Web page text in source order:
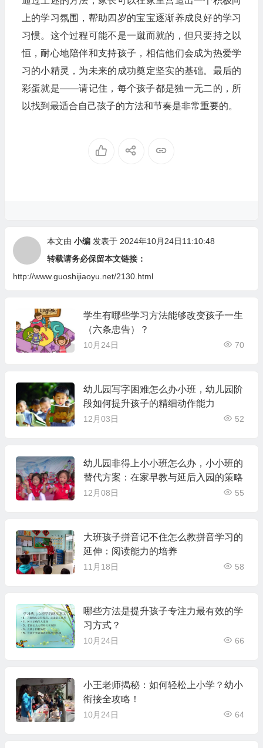
上的学习氛围，帮助四岁的宝宝逐渐养成良好的学习
习惯。这个过程可能不是一蹴而就的，但只要持之以
恒，耐心地陪伴和支持孩子，相信他们会成为热爱学
习的小精灵，为未来的成功奠定坚实的基础。最后的
彩蛋就是——请记住，每个孩子都是独一无二的，所
以找到最适合自己孩子的方法和节奏是非常重要的。
本文由 小编发表于 2024年10月24日11:10:48
转载请务必保留本文链接：
http://www.guoshijiaoyu.net/2130.html
学生有哪些学习方法能够改变孩子一生
（六条忠告）？
10月24日 70
幼儿园写字困难怎么办小班，幼儿园阶
段如何提升孩子的精细动作能力
12月03日 52
幼儿园非得上小小班怎么办，小小班的
替代方案：在家早教与延后入园的策略
12月08日 55
大班孩子拼音记不住怎么教拼音学习的
延伸：阅读能力的培养
11月18日 58
哪些方法是提升孩子专注力最有效的学
习方式？
10月24日 66
小王老师揭秘：如何轻松上小学？幼小
衔接全攻略！
10月24日 64